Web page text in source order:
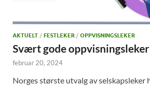
AKTUELT / FESTLEKER / OPPVISNINGSLEKER
Svært gode
februar 20, 2024
Norges største utvalg av selskapsleker